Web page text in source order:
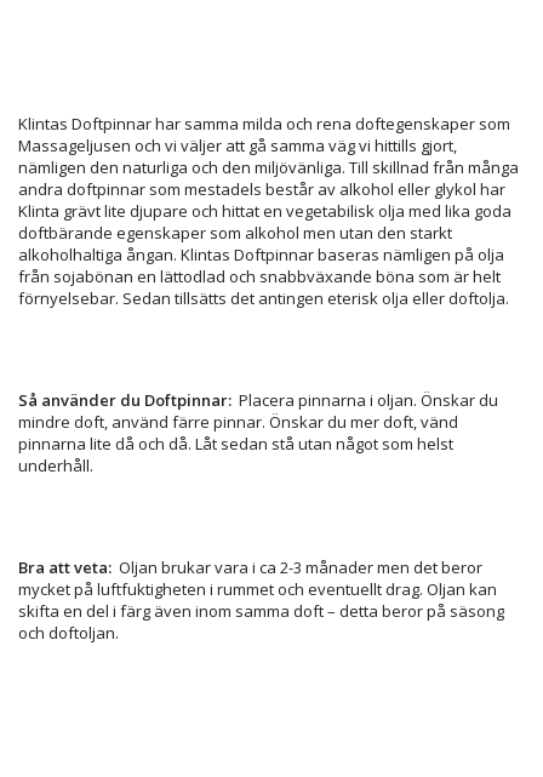
Klintas Doftpinnar har samma milda och rena doftegenskaper som
Massageljusen och vi väljer att gå samma väg vi hittills gjort,
nämligen den naturliga och den miljövänliga. Till skillnad från många
andra doftpinnar som mestadels består av alkohol eller glykol har
Klinta grävt lite djupare och hittat en vegetabilisk olja med lika goda
doftbärande egenskaper som alkohol men utan den starkt
alkoholhaltiga ångan. Klintas Doftpinnar baseras nämligen på olja
från sojabönan en lättodlad och snabbväxande böna som är helt
förnyelsebar. Sedan tillsätts det antingen eterisk olja eller doftolja.
Så använder du Doftpinnar: Placera pinnarna i oljan. Önskar du
mindre doft, använd färre pinnar. Önskar du mer doft, vänd
pinnarna lite då och då. Låt sedan stå utan något som helst
underhåll.
Bra att veta: Oljan brukar vara i ca 2-3 månader men det beror
mycket på luftfuktigheten i rummet och eventuellt drag. Oljan kan
skifta en del i färg även inom samma doft – detta beror på säsong
och doftoljan.